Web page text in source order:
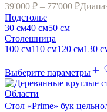
39'000 ₽ – 77'000 ₽
Подстолье
30 см40 см50 см
Cтолешница
100 см110 см120 cм130
Выберите параметры
Стол «Prime» бук